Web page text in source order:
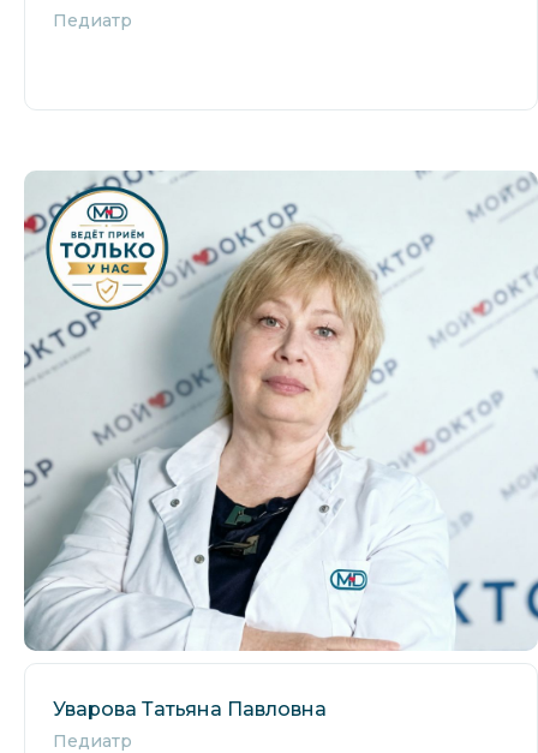
Педиатр
Уварова Татьяна Павловна
Педиатр